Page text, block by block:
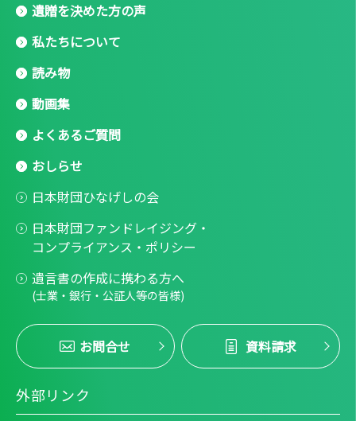
遺贈を決めた方の声
私たちについて
読み物
動画集
よくあるご質問
おしらせ
日本財団ひなげしの会
日本財団ファンドレイジング・
コンプライアンス・ポリシー
遺言書の作成に携わる方へ
(士業・銀行・公証人等の皆様)
お問合せ 資料請求
外部リンク